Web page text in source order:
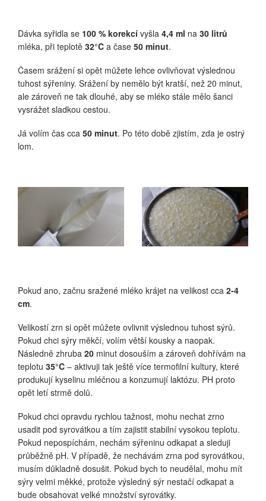
Dávka syřidla se 100 % korekcí vyšla 4,4 ml na 30 litrů
mléka, při teplotě 32°C a čase 50 minut.
Časem srážení si opět můžete lehce ovlivňovat výslednou
tuhost sýřeniny. Srážení by nemělo být kratší, než 20 minut,
ale zároveň ne tak dlouhé, aby se mléko stále mělo šanci
vysrážet sladkou cestou.
Já volím čas cca 50 minut. Po této době zjistím, zda je ostrý
lom.
Pokud ano, začnu sražené mléko krájet na velikost cca 2-4
cm.
Velikostí zrn si opět můžete ovlivnit výslednou tuhost sýrů.
Pokud chci sýry měkčí, volím větší kousky a naopak.
Následně zhruba 20 minut dosouším a zároveň dohřívám na
teplotu 35°C – aktivuji tak ještě více termofilní kultury, které
produkují kyselinu mléčnou a konzumují laktózu. PH proto
opět letí strmě dolů.
Pokud chci opravdu rychlou tažnost, mohu nechat zrno
usadit pod syrovátkou a tím zajistit stabilní vysokou teplotu.
Pokud nepospíchám, nechám sýřeninu odkapat a sleduji
průběžně pH. V případě, že nechávám zrna pod syrovátkou,
musím důkladně dosušit. Pokud bych to neudělal, mohu mít
sýry velmi měkké, protože výsledný sýr nestačí odkapat a
bude obsahovat velké množství syrovátky.